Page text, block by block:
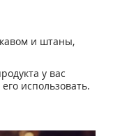
и штаны,
у вас
использовать.